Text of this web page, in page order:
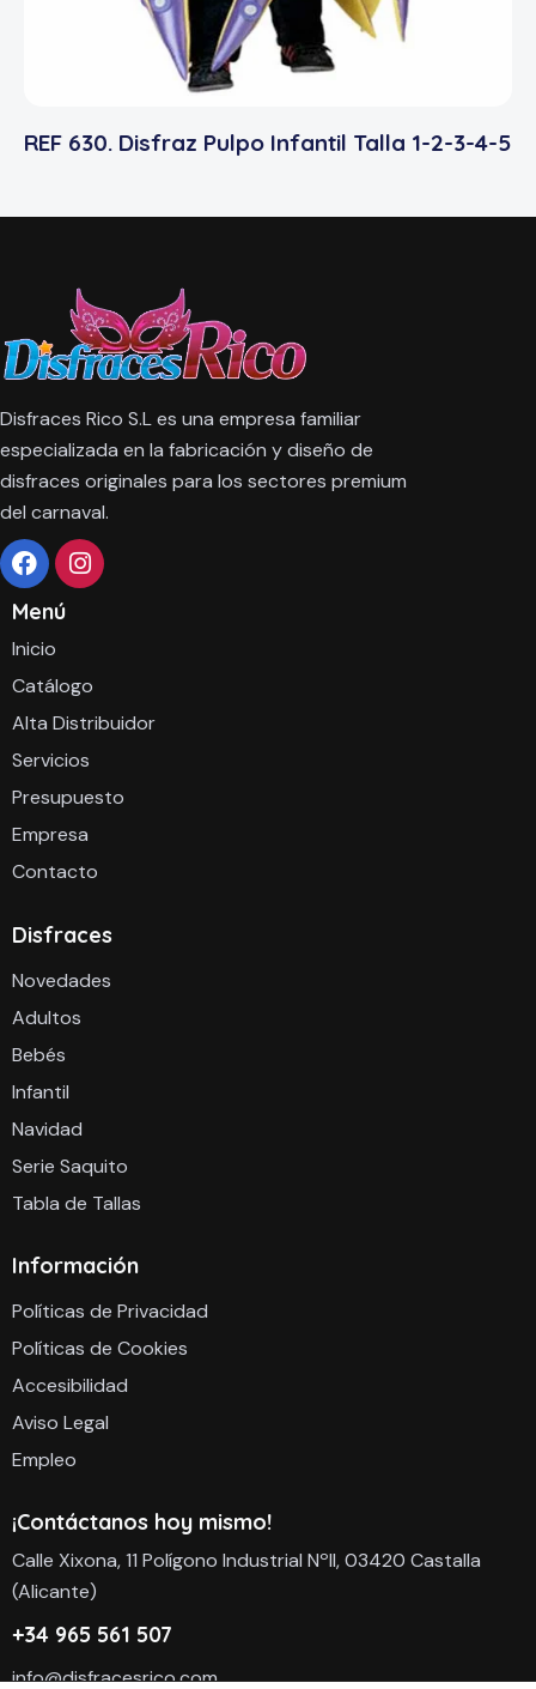
REF 630. Disfraz Pulpo Infantil Talla 1-2-3-4-5
Disfraces Rico S.L es una empresa familiar
especializada en la fabricación y diseño de
disfraces originales para los sectores premium
del carnaval.
Menú
Inicio
Catálogo
Alta Distribuidor
Servicios
Presupuesto
Empresa
Contacto
Disfraces
Novedades
Adultos
Bebés
Infantil
Navidad
Serie Saquito
Tabla de Tallas
Información
Políticas de Privacidad
Políticas de Cookies
Accesibilidad
Aviso Legal
Empleo
¡Contáctanos hoy mismo!
Calle Xixona, 11 Polígono Industrial NºII, 03420 Castalla
(Alicante)
+34 965 561 507
info@disfracesrico.com